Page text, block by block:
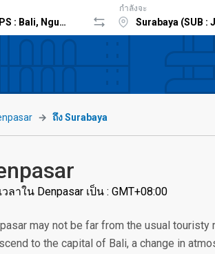
กำลังจะ
ถึง Surabaya
วลาใน Denpasar เป็น : GMT+08:00
may not be far from the usual
to the capital of Bali, a change in